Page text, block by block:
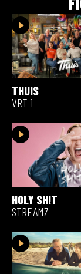
THUIS
VRT 1
HOLY SH!T
STREAMZ